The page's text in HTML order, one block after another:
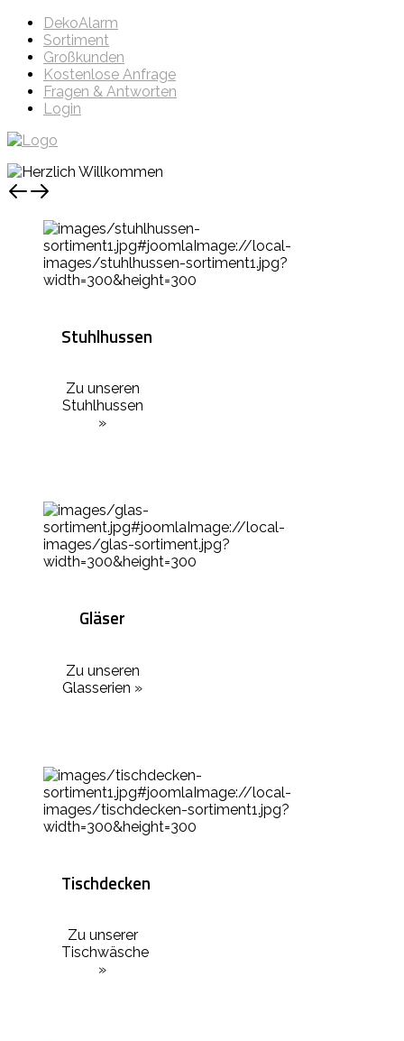
DekoAlarm
Sortiment
Großkunden
Kostenlose Anfrage
Fragen & Antworten
Login
Stuhlhussen
Zu unseren
Stuhlhussen
»
Gläser
Zu unseren
Glasserien »
Tischdecken
Zu unserer
Tischwäsche
»